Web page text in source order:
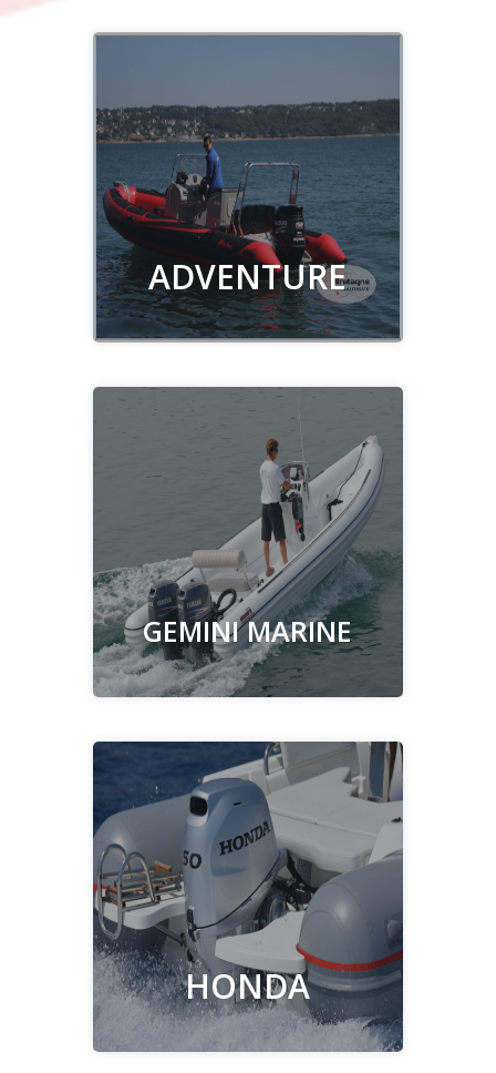
ADVENTURE
Découvrir
GEMINI MARINE
Découvrir
HONDA
Découvrir